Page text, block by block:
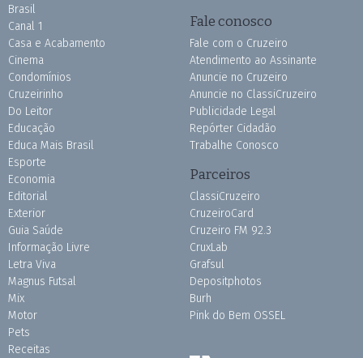
Brasil
Canal 1
Casa e Acabamento
Cinema
Condomínios
Cruzeirinho
Do Leitor
Educação
Educa Mais Brasil
Esporte
Economia
Editorial
Exterior
Guia Saúde
Informação Livre
Letra Viva
Magnus Futsal
Mix
Motor
Pets
Receitas
Fale conosco
Fale com o Cruzeiro
Atendimento ao Assinante
Anuncie no Cruzeiro
Anuncie no ClassiCruzeiro
Publicidade Legal
Repórter Cidadão
Trabalhe Conosco
Parceiros
ClassiCruzeiro
CruzeiroCard
Cruzeiro FM 92.3
CruxLab
Grafsul
Depositphotos
Burh
Pink do Bem OSSEL